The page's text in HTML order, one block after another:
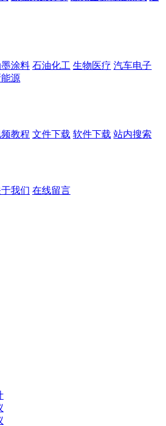
涂料 石油化工 生物医疗 汽车电子
源
教程 文件下载 软件下载 站内搜索
我们 在线留言